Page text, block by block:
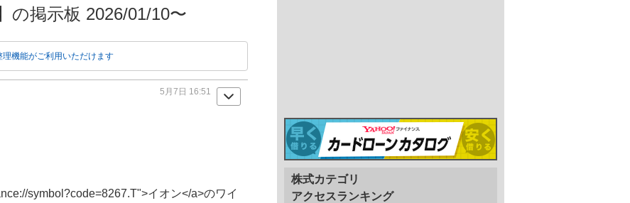
の掲示板 2026/01/10〜
機能がご利用いただけます
5月7日 16:51
symbol?code=8267.T">イオン</a>のワイ
株式カテゴリ
アクセスランキング